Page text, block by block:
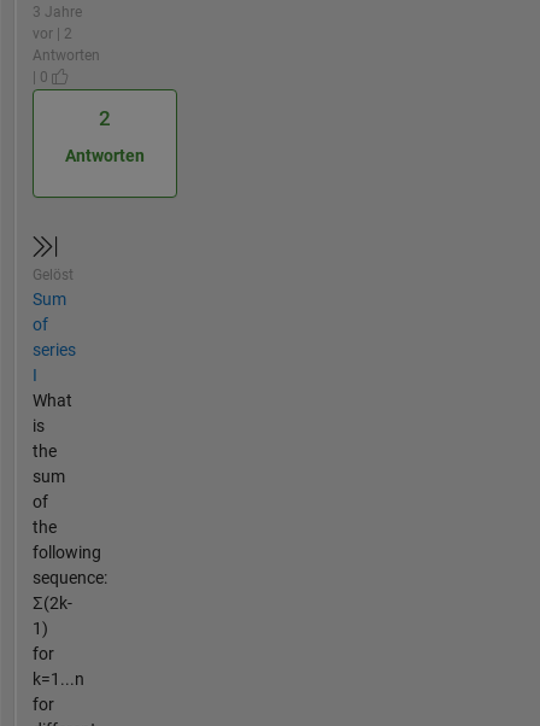
3 Jahre
vor | 2
Antworten
| 0
2
Antworten
Gelöst
Sum
of
series
I
What
is
the
sum
of
the
following
sequence:
Σ(2k-
1)
for
k=1...n
for